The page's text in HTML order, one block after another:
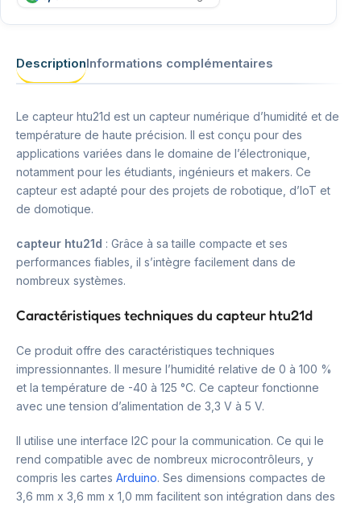
DescriptionInformations complémentaires
Le capteur htu21d est un capteur numérique d’humidité et de
température de haute précision. Il est conçu pour des
applications variées dans le domaine de l’électronique,
notamment pour les étudiants, ingénieurs et makers. Ce
capteur est adapté pour des projets de robotique, d’IoT et
de domotique.
capteur htu21d : Grâce à sa taille compacte et ses
performances fiables, il s’intègre facilement dans de
nombreux systèmes.
Caractéristiques techniques du capteur htu21d
Ce produit offre des caractéristiques techniques
impressionnantes. Il mesure l’humidité relative de 0 à 100 %
et la température de -40 à 125 °C. Ce capteur fonctionne
avec une tension d’alimentation de 3,3 V à 5 V.
Il utilise une interface I2C pour la communication. Ce qui le
rend compatible avec de nombreux microcontrôleurs, y
compris les cartes Arduino. Ses dimensions compactes de
3,6 mm x 3,6 mm x 1,0 mm facilitent son intégration dans des